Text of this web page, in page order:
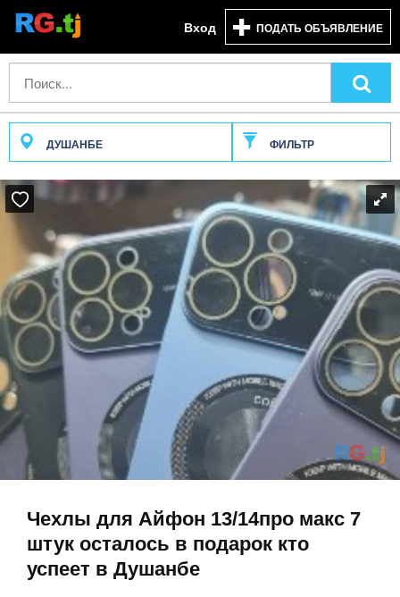
Вход ПОДАТЬ ОБЪЯВЛЕНИЕ
ДУШАНБЕ ФИЛЬТР
Чехлы для Айфон 13/14про макс 7
штук осталось в подарок кто
успеет в Душанбе